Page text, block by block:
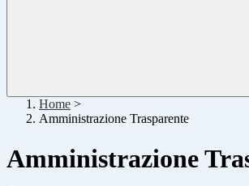
Home >
Amministrazione Trasparente
Amministrazione